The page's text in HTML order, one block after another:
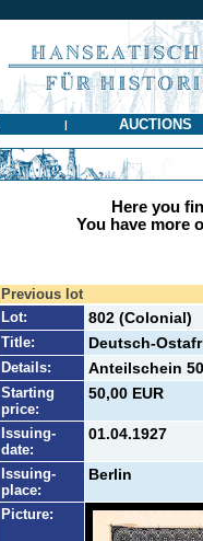
| AUCTIONS
Here you
You have more
Previous lot
Lot:
802 (Colonial)
Title: Deutsch-
Details: Anteilschein
Starting
price:
50,00 EUR
Issuing-
date:
01.04.1927
Issuing-
place:
Berlin
Picture: